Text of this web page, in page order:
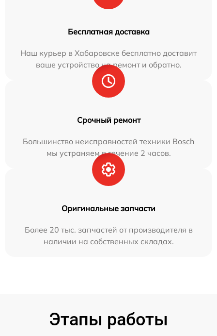
Бесплатная доставка
Наш курьер в Хабаровске бесплатно доставит
ваше устройство на ремонт и обратно.
Срочный ремонт
Большинство неисправностей техники Bosch
мы устраняем в течение 2 часов.
Оригинальные запчасти
Более 20 тыс. запчастей от производителя в
наличии на собственных складах.
Этапы работы